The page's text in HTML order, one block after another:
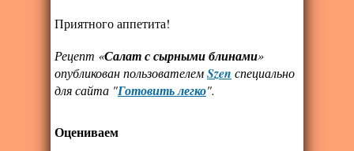
Приятного аппетита!
Рецепт «Салат с сырными блинами»
опубликован пользователемSzen специально
для сайта "Готовить легко".
Оцениваем